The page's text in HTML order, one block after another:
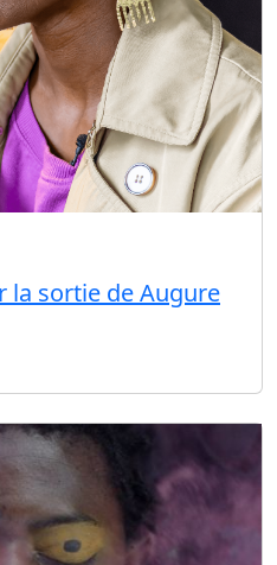
la sortie de Augure